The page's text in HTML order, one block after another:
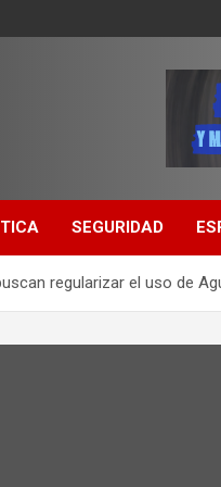
SEGURIDAD
regularizar el uso de